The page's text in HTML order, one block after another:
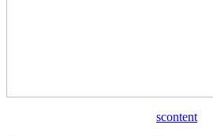
scontent